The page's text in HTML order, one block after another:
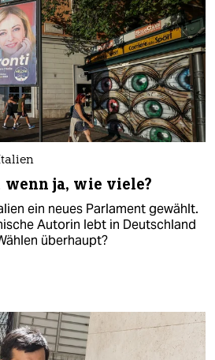
ja, wie viele?
ein neues Parlament gewählt.
Autorin lebt in Deutschland
überhaupt?